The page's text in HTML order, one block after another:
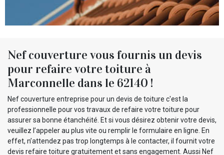
Nef couverture vous fournis un devis
pour refaire votre toiture à
Marconnelle dans le 62140 !
Nef couverture entreprise pour un devis de toiture c'est la
professionnelle pour vos travaux de refaire votre toiture pour
assurer sa bonne étanchéité. Et si vous désirez obtenir votre devis,
veuillez l’appeler au plus vite ou remplir le formulaire en ligne. En
effet, n’attendez pas trop longtemps à le contacter, il fournit votre
devis refaire toiture gratuitement et sans engagement. Aussi Nef